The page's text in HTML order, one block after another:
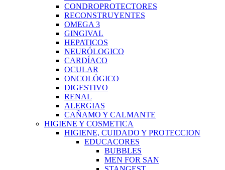
CONDROPROTECTORES
RECONSTRUYENTES
OMEGA 3
GINGIVAL
HEPATICOS
NEURÓLOGICO
CARDÍACO
OCULAR
ONCOLÓGICO
DIGESTIVO
RENAL
ALERGIAS
CAÑAMO Y CALMANTE
HIGIENE Y COSMETICA
HIGIENE, CUIDADO Y PROTECCION
EDUCACORES
BUBBLES
MEN FOR SAN